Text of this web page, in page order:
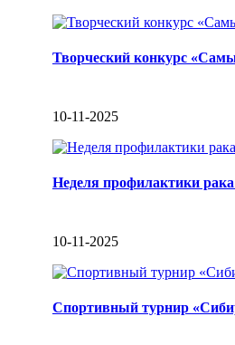
Творческий конкурс
10-11-2025
Неделя профилактики рака
10-11-2025
Спортивный турнир